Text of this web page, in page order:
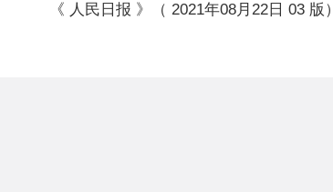
《 人民日报 》（ 2021年08月22日 03 版）